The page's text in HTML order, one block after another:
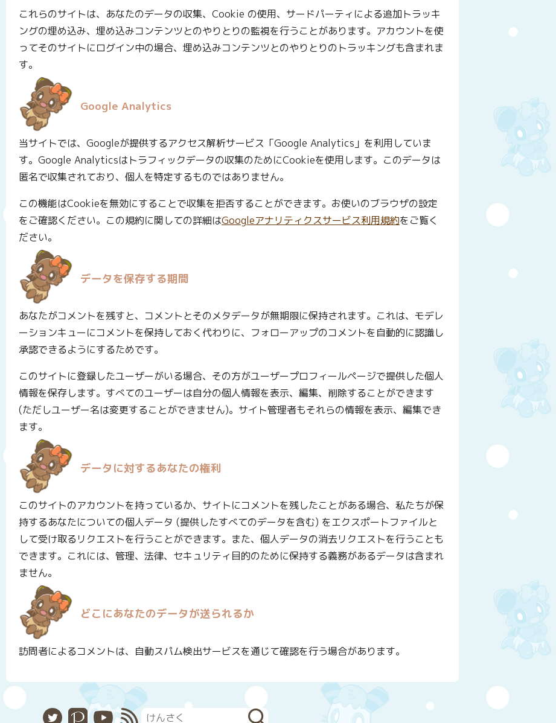
これらのサイトは、あなたのデータの収集、Cookie の使用、サードパーティによる追加トラッキ
ングの埋め込み、埋め込みコンテンツとのやりとりの監視を行うことがあります。アカウントを使
ってそのサイトにログイン中の場合、埋め込みコンテンツとのやりとりのトラッキングも含まれま
す。
Google Analytics
当サイトでは、Googleが提供するアクセス解析サービス「Google Analytics」を利用していま
す。Google Analyticsはトラフィックデータの収集のためにCookieを使用します。このデータは
匿名で収集されており、個人を特定するものではありません。
この機能はCookieを無効にすることで収集を拒否することができます。お使いのブラウザの設定
をご確認ください。この規約に関しての詳細はGoogleアナリティクスサービス利用規約をご覧く
ださい。
データを保存する期間
あなたがコメントを残すと、コメントとそのメタデータが無期限に保持されます。これは、モデレ
ーションキューにコメントを保持しておく代わりに、フォローアップのコメントを自動的に認識し
承認できるようにするためです。
このサイトに登録したユーザーがいる場合、その方がユーザープロフィールページで提供した個人
情報を保存します。すべてのユーザーは自分の個人情報を表示、編集、削除することができます
(ただしユーザー名は変更することができません)。サイト管理者もそれらの情報を表示、編集でき
ます。
データに対するあなたの権利
このサイトのアカウントを持っているか、サイトにコメントを残したことがある場合、私たちが保
持するあなたについての個人データ (提供したすべてのデータを含む) をエクスポートファイルと
して受け取るリクエストを行うことができます。また、個人データの消去リクエストを行うことも
できます。これには、管理、法律、セキュリティ目的のために保持する義務があるデータは含まれ
ません。
どこにあなたのデータが送られるか
訪問者によるコメントは、自動スパム検出サービスを通じて確認を行う場合があります。
X PixivYouTube
RSS